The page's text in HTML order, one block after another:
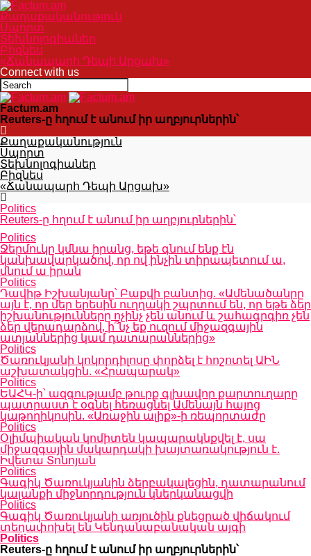
Քաղաքականություն
Սպորտ
Տեխնոլոգիաներ
Բիզնես
«Ճանապարհ Դեպի Արցախ»
Connect with us
Factum.am
Reuters-ը հղում է անում իր աղբյուրներին՝
Քաղաքականություն
Սպորտ
Տեխնոլոգիաներ
Բիզնես
«Ճանապարհ Դեպի Արցախ»
Politics
Reuters-ը հղում է անում իր աղբյուրներին՝
Politics
Ջերմուկը կմնա իրանց, եթե գնում ենք էն
կանխավարկածով, որ ով ինչին տիրապետում ա,
մնում ա իրան
Politics
Դավիթ Իշխանյանը՝ Բաքվի բանտից. «Ամենածանրը
այն է, որ մեր երեսին ուղղակի շպրտում են, որ եթե ձեր
իշխանությունները ոչինչ չեն անում և շահագրգիռ չեն
ձեր վերադարձով, ի՞նչ եք ուզում միջազգային
ատյաններից կամ դատարաններից»
Politics
Ծառուկյանի կոկորդիլոսը փորձել է հոշոտել ԱԻՆ
աշխատակցին. «Հրապարակ»
Politics
ԵԱՀԿ-ի՝ ազգությամբ թուրք գլխավոր քարտուղարը
պատրաստ է օգնել հեռացնել Ամենայն հայոց
կաթողիկոսին. «Առաջին ալիք»-ի ռեպորտաժը
Politics
Օլիմպիական կոմիտեն կապարակնքվել է, սա
միջազգային մակարդակի խայտառակություն է.
Իվետա Տոնոյան
Politics
Գագիկ Ծառուկյանին ձերբակալեցին, դատարանում
կալանքի միջնորդություն կներկանացվի
Politics
Գագիկ Ծառուկյանի առյուծին քնեցրած վիճակում
տեղափոխել են Կենդանաբանական այգի
Politics
Reuters-ը հղում է անում իր աղբյուրներին՝